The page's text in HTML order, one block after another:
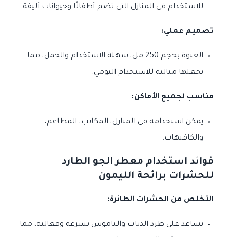
للاستخدام في المنازل التي تضم أطفالًا وحيوانات أليفة.
تصميم عملي:
العبوة بحجم 250 مل، سهلة الاستخدام والحمل، مما
يجعلها مثالية للاستخدام اليومي.
مناسب لجميع الأماكن:
يمكن استخدامه في المنازل، المكاتب، المطاعم،
والكافيهات.
فوائد استخدام معطر الجو الطارد
للحشرات برائحة الليمون
التخلص من الحشرات الطائرة:
يساعد على طرد الذباب والناموس بسرعة وفعالية، مما